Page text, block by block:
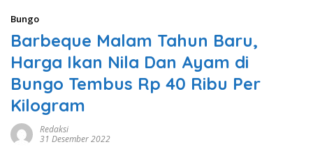
Bungo
Barbeque Malam Tahun Baru,
Harga Ikan Nila Dan Ayam di
Bungo Tembus Rp 40 Ribu Per
Kilogram
Redaksi
31 Desember 2022